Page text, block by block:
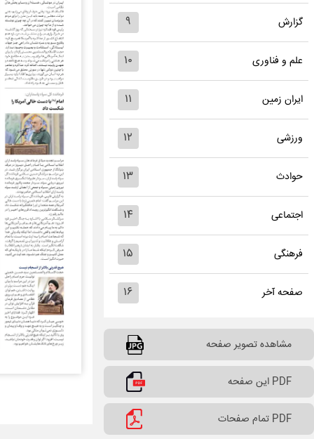
گزارش ۹
علم و فناوری ۱۰
ایران زمین ۱۱
ورزشی ۱۲
حوادث ۱۳
اجتماعی ۱۴
فرهنگی ۱۵
صفحه آخر ۱۶
مشاهده تصویر صفحه
PDF این صفحه
PDF تمام صفحات